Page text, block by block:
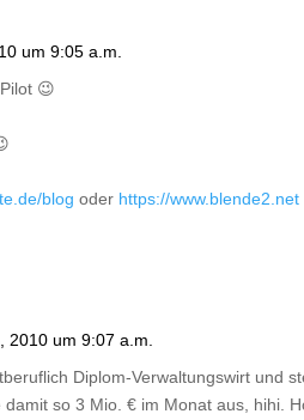
um 9:05 a.m.
😉
blog oder https://www.blende2.net
2010 um 9:07 a.m.
Diplom-Verwaltungswirt und
so 3 Mio. € im Monat aus, hihi.